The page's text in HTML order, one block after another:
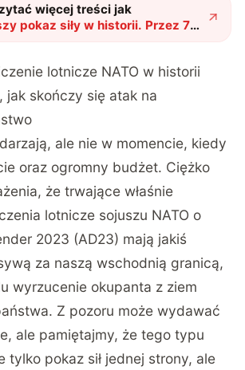
więcej treści jak
pokaz siły w historii. Przez 70
niczego bardziej
lotnicze NATO w historii
jak skończy się atak na
ale nie w momencie, kiedy
oraz ogromny budżet. Ciężko
że trwające właśnie
lotnicze sojuszu NATO o
2023 (AD23) mają jakiś
za naszą wschodnią granicą,
wyrzucenie okupanta z ziem
Z pozoru może wydawać
ale pamiętajmy, że tego typu
tylko pokaz sił jednej strony, ale